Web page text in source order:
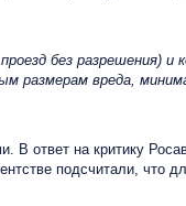
без разрешения) и
размерам вреда,
В ответ на критику
подсчитали, что